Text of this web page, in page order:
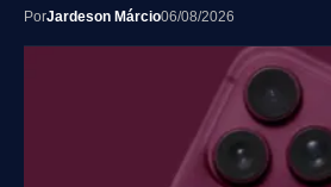
PorJardeson Márcio06/08/2026